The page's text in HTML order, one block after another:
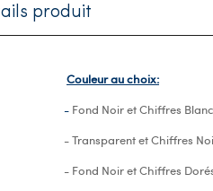
produit
Couleur au choix:
- Fond Noir et Chiffres
- Transparent et Chiffres
- Fond Noir et Chiffres